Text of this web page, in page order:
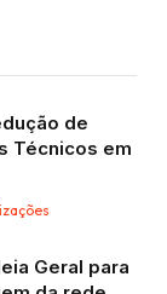
de
Técnicos em
Geral para